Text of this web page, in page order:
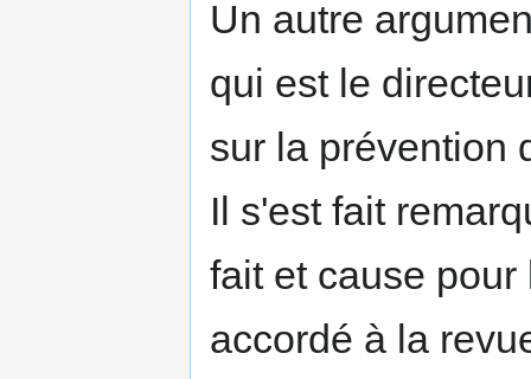
Un autre
qui est le
sur la prévention
Il s'est fait
fait et cause
accordé à la